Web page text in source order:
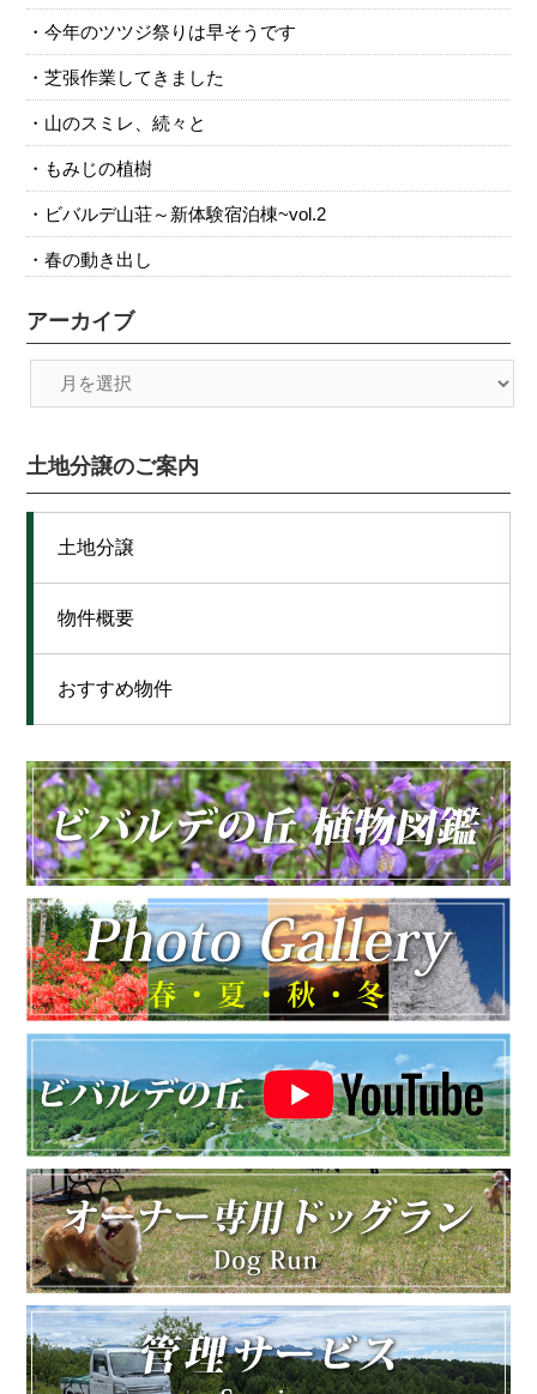
今年のツツジ祭りは早そうです
芝張作業してきました
山のスミレ、続々と
もみじの植樹
ビバルデ山荘～新体験宿泊棟~vol.2
春の動き出し
アーカイブ
土地分譲のご案内
土地分譲
物件概要
おすすめ物件